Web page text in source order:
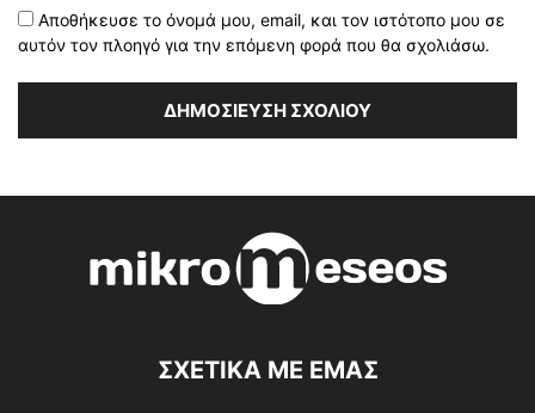
Αποθήκευσε το όνομά μου, email, και τον ιστότοπο μου σε
αυτόν τον πλοηγό για την επόμενη φορά που θα σχολιάσω.
ΣΧΕΤΙΚΑ ΜΕ ΕΜΑΣ